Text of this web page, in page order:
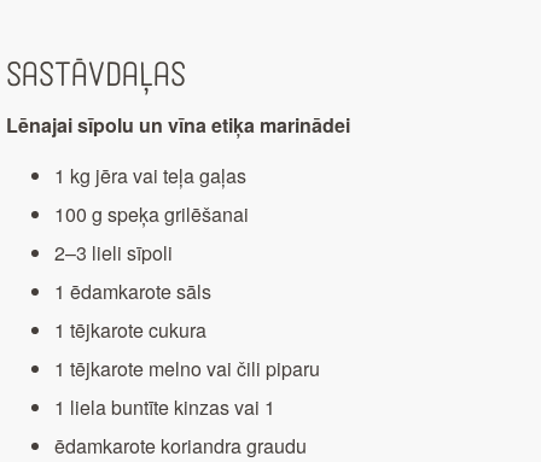
Sastāvdaļas
Lēnajai sīpolu un vīna etiķa marinādei
1 kg jēra vai teļa gaļas
100 g speķa grilēšanai
2–3 lieli sīpoli
1 ēdamkarote sāls
1 tējkarote cukura
1 tējkarote melno vai čili piparu
1 liela buntīte kinzas vai 1
ēdamkarote koriandra graudu